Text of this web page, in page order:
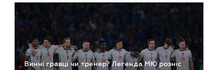
Винні гравці чи тренер? Легенда МЮ розніс